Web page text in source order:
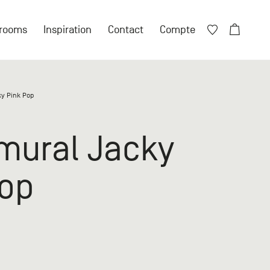
Inspiration Contact Compte
Pink Pop
Jacky
compte particulier
compte professionnel